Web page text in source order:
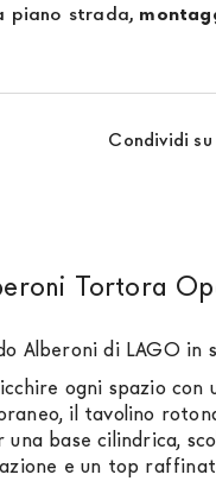
piano strada,
Condividi su
Tortora
Alberoni di LAGO in
ogni spazio con
il tavolino
base cilindrica,
e un top